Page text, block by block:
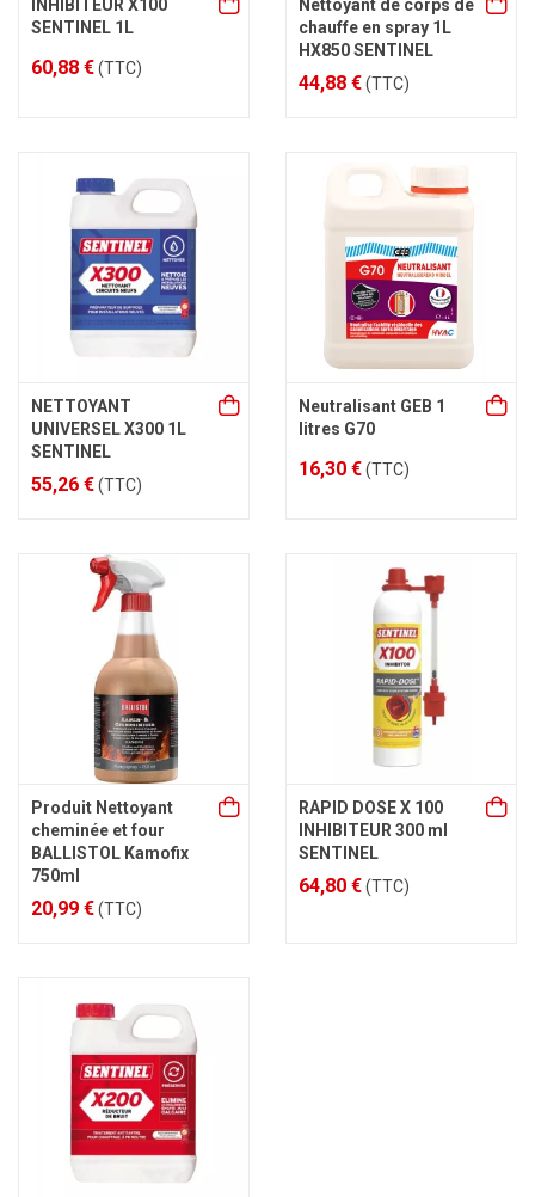
INHIBITEUR X100
SENTINEL 1L
60,88 €(TTC)
Nettoyant de corps de
chauffe en spray 1L
HX850 SENTINEL
44,88 €(TTC)
NETTOYANT
UNIVERSEL X300 1L
SENTINEL
55,26 €(TTC)
Neutralisant GEB 1
litres G70
16,30 €(TTC)
Produit Nettoyant
cheminée et four
BALLISTOL Kamofix
750ml
20,99 €(TTC)
RAPID DOSE X 100
INHIBITEUR 300 ml
SENTINEL
64,80 €(TTC)